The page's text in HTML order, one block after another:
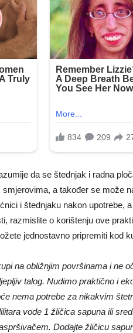
da se štednjak i radna
a također se može
i štednjaku nakon upotrebe,
razmislite o korištenju ove
jednostavno pripremiti kod
na obližnjim površinama i ne
talog. Nudimo praktično i
nema potrebe za nikakvim
vode 1 žličica sapuna ili
Dodajte žličicu